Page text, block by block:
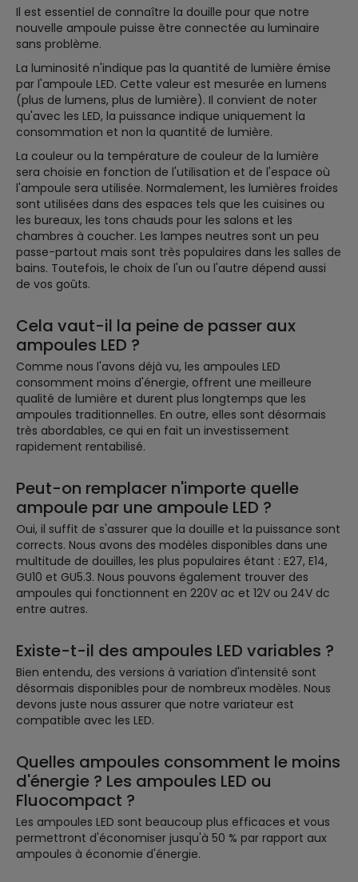
Il est essentiel de connaître la douille pour que notre
nouvelle ampoule puisse être connectée au luminaire
sans problème.
La luminosité n'indique pas la quantité de lumière émise
par l'ampoule LED. Cette valeur est mesurée en lumens
(plus de lumens, plus de lumière). Il convient de noter
qu'avec les LED, la puissance indique uniquement la
consommation et non la quantité de lumière.
La couleur ou la température de couleur de la lumière
sera choisie en fonction de l'utilisation et de l'espace où
l'ampoule sera utilisée. Normalement, les lumières froides
sont utilisées dans des espaces tels que les cuisines ou
les bureaux, les tons chauds pour les salons et les
chambres à coucher. Les lampes neutres sont un peu
passe-partout mais sont très populaires dans les salles de
bains. Toutefois, le choix de l'un ou l'autre dépend aussi
de vos goûts.
Cela vaut-il la peine de passer aux
ampoules LED ?
Comme nous l'avons déjà vu, les ampoules LED
consomment moins d'énergie, offrent une meilleure
qualité de lumière et durent plus longtemps que les
ampoules traditionnelles. En outre, elles sont désormais
très abordables, ce qui en fait un investissement
rapidement rentabilisé.
Peut-on remplacer n'importe quelle
ampoule par une ampoule LED ?
Oui, il suffit de s'assurer que la douille et la puissance sont
corrects. Nous avons des modèles disponibles dans une
multitude de douilles, les plus populaires étant : E27, E14,
GU10 et GU5.3. Nous pouvons également trouver des
ampoules qui fonctionnent en 220V ac et 12V ou 24V dc
entre autres.
Existe-t-il des ampoules LED variables ?
Bien entendu, des versions à variation d'intensité sont
désormais disponibles pour de nombreux modèles. Nous
devons juste nous assurer que notre variateur est
compatible avec les LED.
Quelles ampoules consomment le moins
d'énergie ? Les ampoules LED ou
Fluocompact ?
Les ampoules LED sont beaucoup plus efficaces et vous
permettront d'économiser jusqu'à 50 % par rapport aux
ampoules à économie d'énergie.